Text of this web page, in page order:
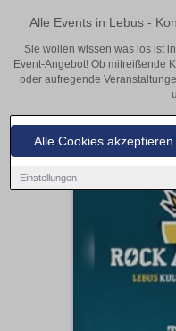
Alle Cookies akzeptieren
Einstellungen
Alle Events in Lebus -
Sie wollen wissen was los ist
Event-Angebot! Ob mitreißende
oder aufregende